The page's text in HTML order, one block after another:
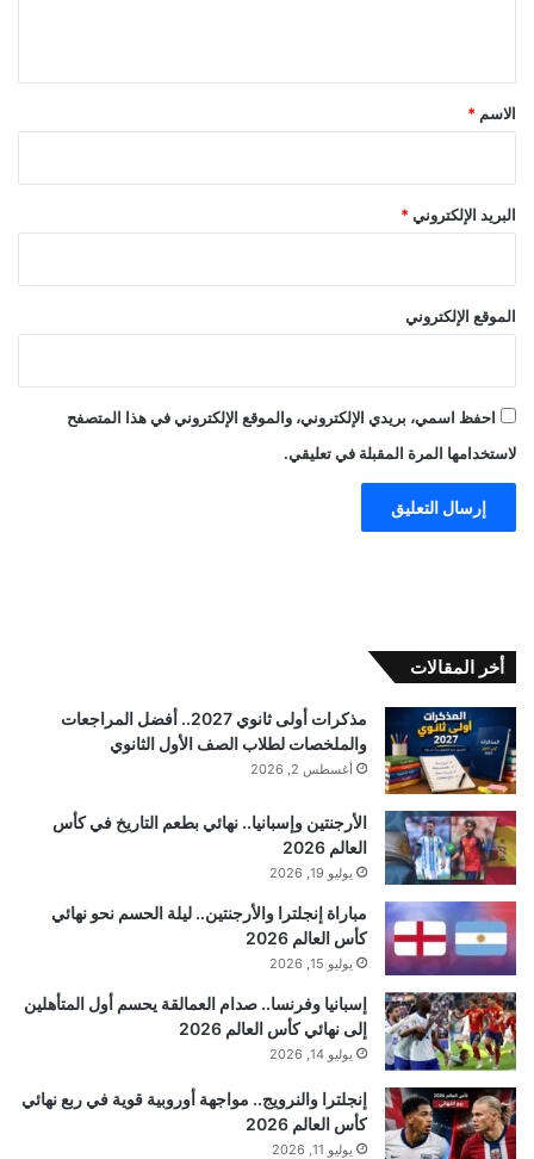
*
الاسم *
البريد الإلكتروني *
الموقع الإلكتروني
احفظ اسمي، بريدي الإلكتروني، والموقع الإلكتروني في هذا المتصفح
لاستخدامها المرة المقبلة في تعليقي.
أخر المقالات
مذكرات أولى ثانوي 2027.. أفضل المراجعات
والملخصات لطلاب الصف الأول الثانوي
أغسطس 2, 2026
الأرجنتين وإسبانيا.. نهائي بطعم التاريخ في كأس
العالم 2026
يوليو 19, 2026
مباراة إنجلترا والأرجنتين.. ليلة الحسم نحو نهائي
كأس العالم 2026
يوليو 15, 2026
إسبانيا وفرنسا.. صدام العمالقة يحسم أول المتأهلين
إلى نهائي كأس العالم 2026
يوليو 14, 2026
إنجلترا والنرويج.. مواجهة أوروبية قوية في ربع نهائي
كأس العالم 2026
يوليو 11, 2026